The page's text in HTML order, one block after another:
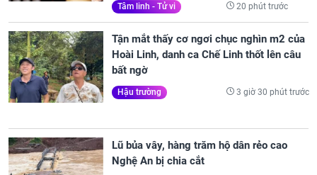
Tâm linh - Tử vi 20 phút trước
Tận mắt thấy cơ ngơi chục nghìn m2 của
Hoài Linh, danh ca Chế Linh thốt lên câu
bất ngờ
Hậu trường 3 giờ 30 phút trước
Lũ bủa vây, hàng trăm hộ dân rẻo cao
Nghệ An bị chia cắt